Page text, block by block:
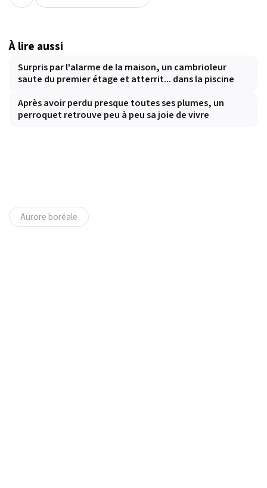
À lire aussi
Surpris par l'alarme de la maison, un cambrioleur
saute du premier étage et atterrit... dans la piscine
Après avoir perdu presque toutes ses plumes, un
perroquet retrouve peu à peu sa joie de vivre
Aurore boréale